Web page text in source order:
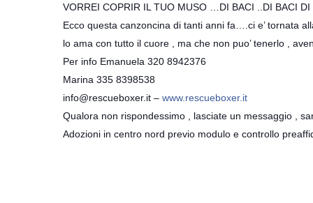
VORREI COPRIR IL TUO MUSO …DI BACI ..DI BACI
Ecco questa canzoncina di tanti anni fa….ci e’ tornata
lo ama con tutto il cuore , ma che non puo’ tenerlo ,
Per info Emanuela 320 8942376
Marina 335 8398538
info@rescueboxer.it – www.rescueboxer.it
Qualora non rispondessimo , lasciate un messaggio ,
Adozioni in centro nord previo modulo e controllo